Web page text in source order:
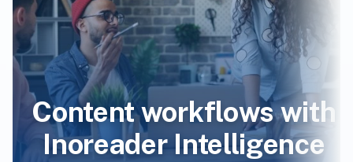
Content workflows with
Inoreader Intelligence